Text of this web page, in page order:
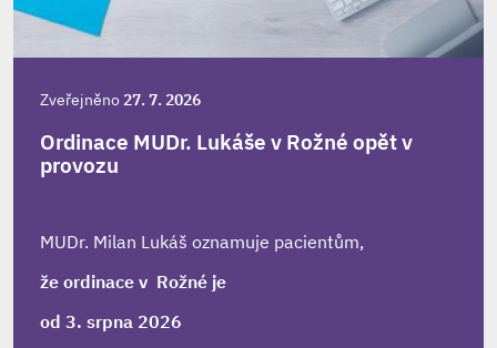
Zveřejněno27. 7. 2026
Ordinace MUDr. Lukáše v Rožné opět v
provozu
MUDr. Milan Lukáš oznamuje pacientům,
že ordinace v Rožné je
od 3. srpna 2026